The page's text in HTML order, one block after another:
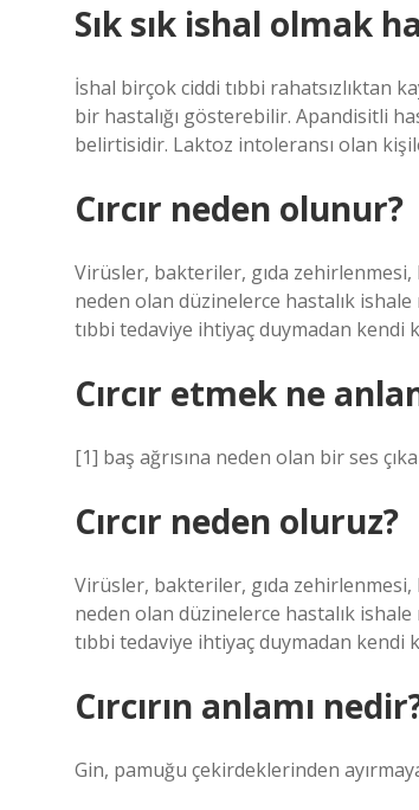
Sık sık ishal olmak
İshal birçok ciddi tıbbi rahatsızlıktan
bir hastalığı gösterebilir. Apandisitli
belirtisidir. Laktoz intoleransı olan
Cırcır neden olunur?
Virüsler, bakteriler, gıda
neden olan düzinelerce hastalık
tıbbi tedaviye ihtiyaç duymadan kendi
Cırcır etmek ne
[1] baş ağrısına neden olan bir ses
Cırcır neden oluruz?
Virüsler, bakteriler, gıda
neden olan düzinelerce hastalık
tıbbi tedaviye ihtiyaç duymadan kendi
Cırcırın anlamı
Gin, pamuğu çekirdeklerinden